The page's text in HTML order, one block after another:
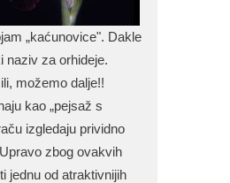
„kaćunovice". Dakle
naziv za orhideje.
možemo dalje!!
kao „pejsaž s
izgledaju prividno
zbog ovakvih
jednu od atraktivnijih